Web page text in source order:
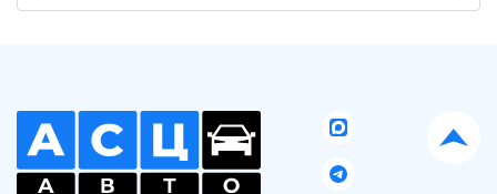
Ваше имя:
Оставить заявку
Отправляя данную форму Вы даете
персональных данных